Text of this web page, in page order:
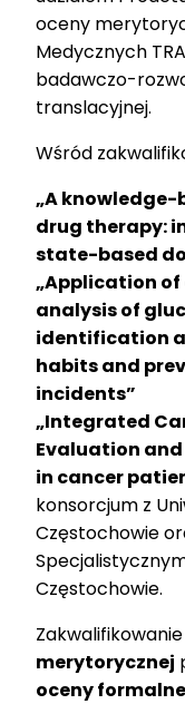
oceny
Medycznych
badawczo-
translacyjnej.
Wśród
„A
drug therapy:
state-based
„Application
analysis of
identification
habits and
incidents”
„Integrated
Evaluation
in cancer
konsorcjum z
Częstochowie
Częstochowie.
merytorycznej
oceny